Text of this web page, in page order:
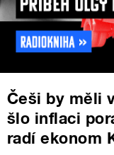
Češi by měli
šlo inflaci
radí ekonom